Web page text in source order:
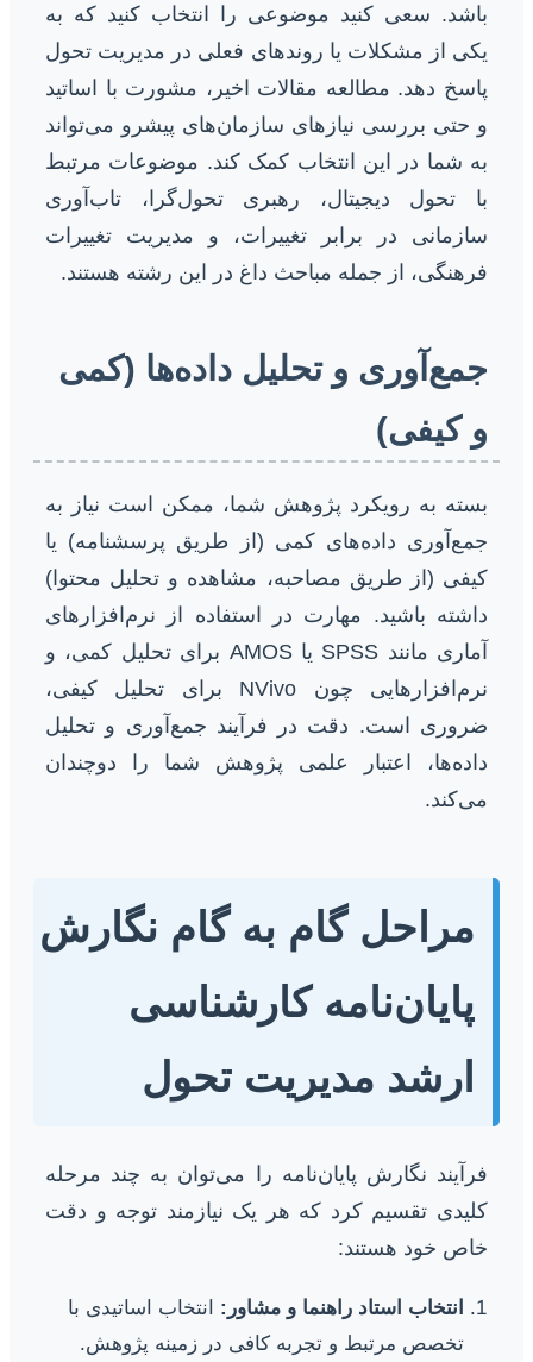
باشد. سعی کنید موضوعی را انتخاب کنید که به
یکی از مشکلات یا روندهای فعلی در مدیریت تحول
پاسخ دهد. مطالعه مقالات اخیر، مشورت با اساتید
و حتی بررسی نیازهای سازمان‌های پیشرو می‌تواند
به شما در این انتخاب کمک کند. موضوعات مرتبط
با تحول دیجیتال، رهبری تحول‌گرا، تاب‌آوری
سازمانی در برابر تغییرات، و مدیریت تغییرات
فرهنگی، از جمله مباحث داغ در این رشته هستند.
جمع‌آوری و تحلیل داده‌ها (کمی
و کیفی)
بسته به رویکرد پژوهش شما، ممکن است نیاز به
جمع‌آوری داده‌های کمی (از طریق پرسشنامه) یا
کیفی (از طریق مصاحبه، مشاهده و تحلیل محتوا)
داشته باشید. مهارت در استفاده از نرم‌افزارهای
آماری مانند SPSS یا AMOS برای تحلیل کمی، و
نرم‌افزارهایی چون NVivo برای تحلیل کیفی،
ضروری است. دقت در فرآیند جمع‌آوری و تحلیل
داده‌ها، اعتبار علمی پژوهش شما را دوچندان
می‌کند.
مراحل گام به گام نگارش
پایان‌نامه کارشناسی
ارشد مدیریت تحول
فرآیند نگارش پایان‌نامه را می‌توان به چند مرحله
کلیدی تقسیم کرد که هر یک نیازمند توجه و دقت
خاص خود هستند:
انتخاب استاد راهنما و مشاور: انتخاب اساتیدی با
تخصص مرتبط و تجربه کافی در زمینه پژوهش.